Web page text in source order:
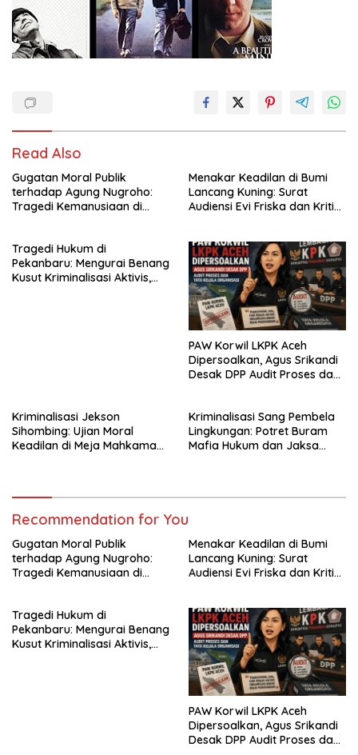
Read Also
Gugatan Moral Publik
terhadap Agung Nugroho:
Tragedi Kemanusiaan di
Pemimpin Berahlak
Menakar Keadilan di Bumi
Lancang Kuning: Surat
Audiensi Evi Friska dan Kritik
Tragedi Hukum di
Pekanbaru: Mengurai Benang
Kusut Kriminalisasi Aktivis,
PAW Korwil LKPK Aceh
Dipersoalkan, Agus Srikandi
Desak DPP Audit Proses dan
Kriminalisasi Jekson
Sihombing: Ujian Moral
Keadilan di Meja Mahkamah
Kriminalisasi Sang Pembela
Lingkungan: Potret Buram
Mafia Hukum dan Jaksa
Recommendation for You
Gugatan Moral Publik
terhadap Agung Nugroho:
Tragedi Kemanusiaan di
Pemimpin Berahlak
Menakar Keadilan di Bumi
Lancang Kuning: Surat
Audiensi Evi Friska dan Kritik
Tragedi Hukum di
Pekanbaru: Mengurai Benang
Kusut Kriminalisasi Aktivis,
PAW Korwil LKPK Aceh
Dipersoalkan, Agus Srikandi
Desak DPP Audit Proses dan